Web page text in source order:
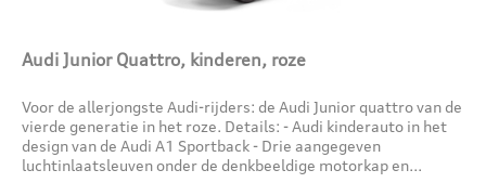
Audi Junior Quattro, kinderen, roze
Voor de allerjongste Audi-rijders: de Audi Junior quattro van de
vierde generatie in het roze. Details: - Audi kinderauto in het
design van de Audi A1 Sportback - Drie aangegeven
luchtinlaatsleuven onder de denkbeeldige motorkap en...